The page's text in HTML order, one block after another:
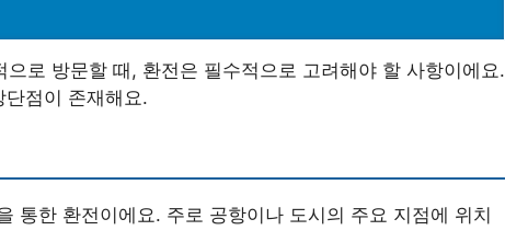
로 방문할 때, 환전은 필수적으로 고려해야 할 사항이에요.
점이 존재해요.
통한 환전이에요. 주로 공항이나 도시의 주요 지점에 위치